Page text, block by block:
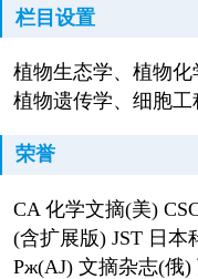
栏目设置
植物生态学、植物化
植物遗传学、细胞
荣誉
CA 化学文摘(美)
(含扩展版) JST 日
Pж(AJ) 文摘杂志(俄